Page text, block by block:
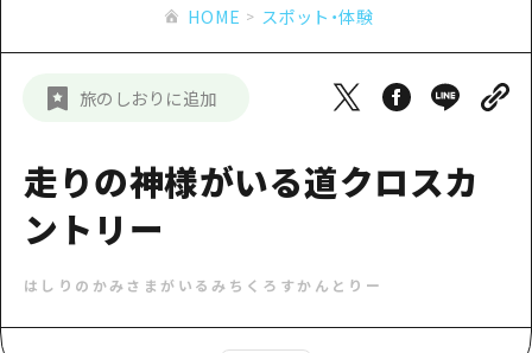
ナイトライフ
定番
備北
芸北
山口県東部
弾丸
日帰り
半日
芸北
山口県東部
愛媛県
島根県
アクセス
お得な周遊チケット
手荷物預かり・配送サービス
新着情報
事業者・学校関係者の皆さま
HOME スポット・体験
旅のしおりに追加
走りの神様がいる道クロスカ
ントリー
はしりのかみさまがいるみちくろすかんとりー